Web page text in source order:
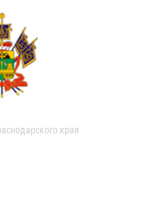
края